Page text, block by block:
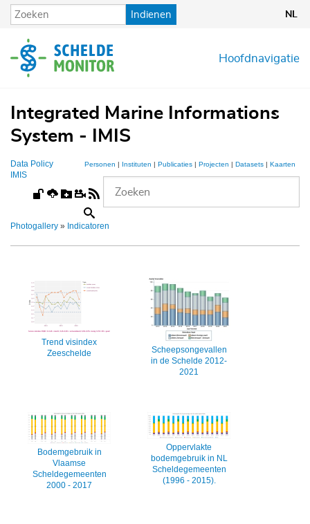
Overslaan
en
de
inhoud
Indienen NL
Hoofdnavigatie
Integrated Marine Informations
System - IMIS
Data Policy Personen | Instituten | Publicaties| Projecten | Datasets| Kaarten
IMIS
Photogallery » Indicatoren
Trend visindex
Zeeschelde
Scheepsongevallen
in de Schelde 2012-
2021
Bodemgebruik in
Vlaamse
Scheldegemeenten
2000 - 2017
Oppervlakte
bodemgebruik in NL
Scheldegemeenten
(1996 - 2015).